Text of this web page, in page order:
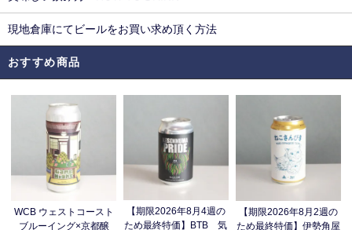
現地倉庫にてビールをお買い求め頂く方法
おすすめ商品
WCB ウェストコースト
ブルーイング×京都醸
【期限2026年8月4週の
ため最終特価】BTB 気
【期限2026年8月2週の
ため最終特価】伊勢角屋